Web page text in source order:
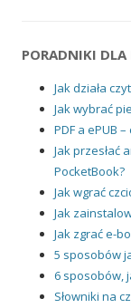
PORADNIKI DLA
Jak działa
Jak wybrać
PDF a ePUB
Jak przesłać
PocketBook?
Jak wgrać
Jak
Jak zgrać e-
5 sposobów
6 sposobów,
Słowniki na